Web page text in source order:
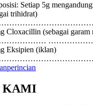
Setiap 5g
trihidrat)
Cloxacillin (sebagai garam
Eksipien (iklan)
perincian
KAMI